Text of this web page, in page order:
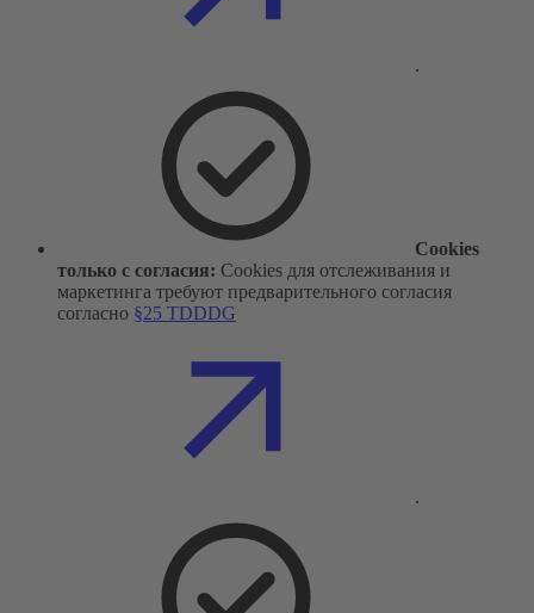
.
Cookies
только с согласия: Cookies для отслеживания и
маркетинга требуют предварительного согласия
согласно §25 TDDDG
.